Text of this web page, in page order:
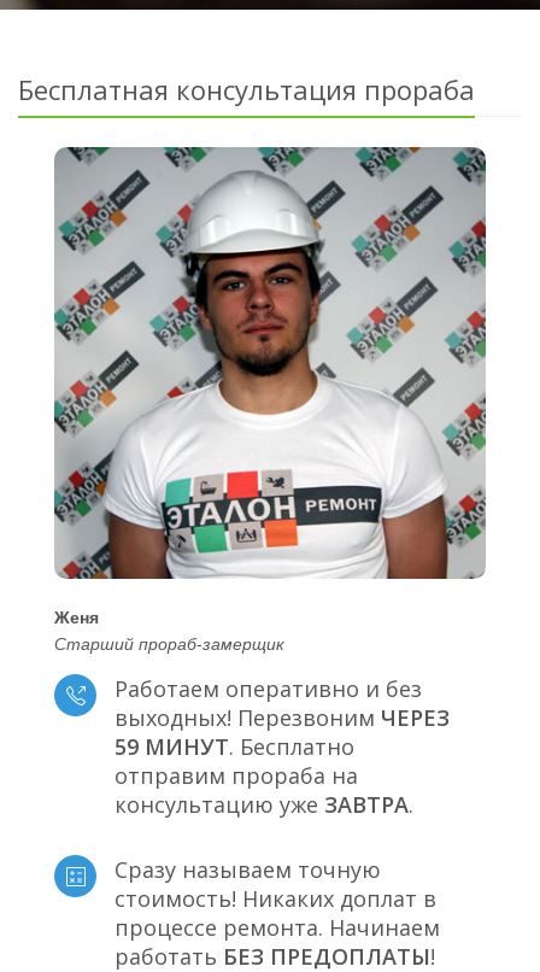
Бесплатная консультация прораба
Женя
Старший прораб-замерщик
Работаем оперативно и без
выходных! Перезвоним ЧЕРЕЗ
59 МИНУТ. Бесплатно
отправим прораба на
консультацию уже ЗАВТРА.
Сразу называем точную
стоимость! Никаких доплат в
процессе ремонта. Начинаем
работать БЕЗ ПРЕДОПЛАТЫ!